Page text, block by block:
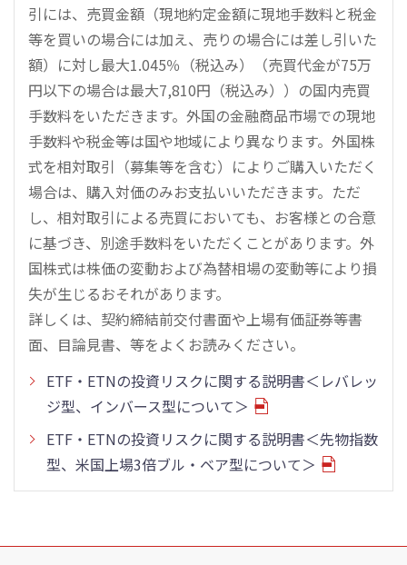
引には、売買金額（現地約定金額に現地手数料と税金
等を買いの場合には加え、売りの場合には差し引いた
額）に対し最大1.045％（税込み）（売買代金が75万
円以下の場合は最大7,810円（税込み））の国内売買
手数料をいただきます。外国の金融商品市場での現地
手数料や税金等は国や地域により異なります。外国株
式を相対取引（募集等を含む）によりご購入いただく
場合は、購入対価のみお支払いいただきます。ただ
し、相対取引による売買においても、お客様との合意
に基づき、別途手数料をいただくことがあります。外
国株式は株価の変動および為替相場の変動等により損
失が生じるおそれがあります。
詳しくは、契約締結前交付書面や上場有価証券等書
面、目論見書、等をよくお読みください。
ETF・ETNの投資リスクに関する説明書＜レバレッ
ジ型、インバース型について＞
ETF・ETNの投資リスクに関する説明書＜先物指数
型、米国上場3倍ブル・ベア型について＞
こ